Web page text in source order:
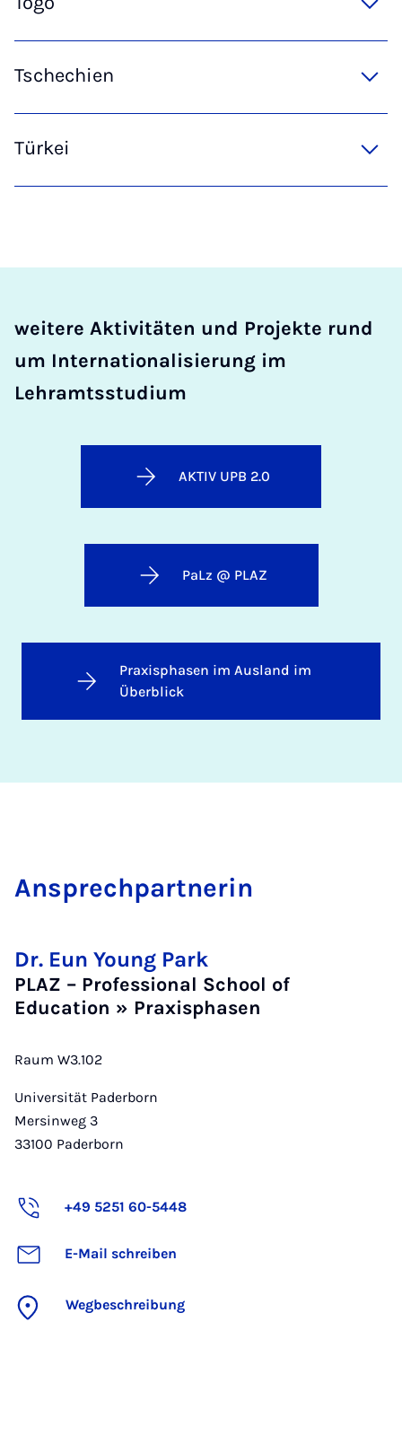
Tschechien
Türkei
weitere Aktivitäten und Projekte rund
um Internationalisierung im
Lehramtsstudium
AKTIV UPB 2.0
PaLz @ PLAZ
Praxisphasen im Ausland im
Überblick
An­sprech­part­ne­rin
Dr. Eun Young Park
PLAZ – Professional School of
Education » Praxisphasen
Raum W3.102
Universität Paderborn
Mersinweg 3
33100 Paderborn
+49 5251 60-5448
E-Mail schreiben
Wegbeschreibung